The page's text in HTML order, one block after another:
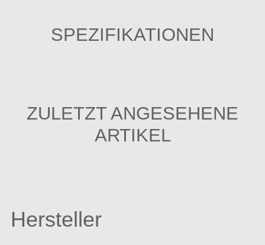
SPEZIFIKATIONEN
ZULETZT ANGESEHENE
ARTIKEL
Hersteller